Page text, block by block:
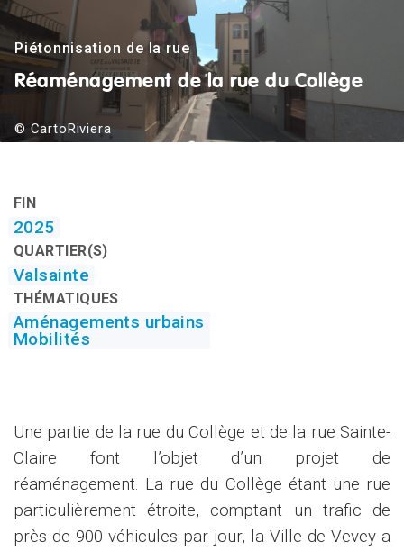
Piétonnisation de la rue
Réaménagement de la rue du Collège
© CartoRiviera
FIN
2025
QUARTIER(S)
Valsainte
THÉMATIQUES
Aménagements urbains
Mobilités
Une partie de la rue du Collège et de la rue Sainte-
Claire font l’objet d’un projet de
réaménagement. La rue du Collège étant une rue
particulièrement étroite, comptant un trafic de
près de 900 véhicules par jour, la Ville de Vevey a